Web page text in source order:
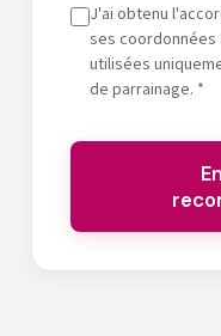
J'ai obtenu
ses coordonnées
utilisées
de parrainage. *